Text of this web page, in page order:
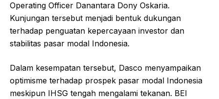
Operating Officer Danantara Dony Oskaria.
Kunjungan tersebut menjadi bentuk dukungan
terhadap penguatan kepercayaan investor dan
stabilitas pasar modal Indonesia.
Dalam kesempatan tersebut, Dasco menyampaikan
optimisme terhadap prospek pasar modal Indonesia
meskipun IHSG tengah mengalami tekanan. BEI